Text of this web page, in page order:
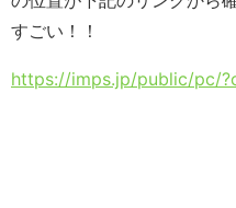
すごい！！
https://imps.jp/public/pc/